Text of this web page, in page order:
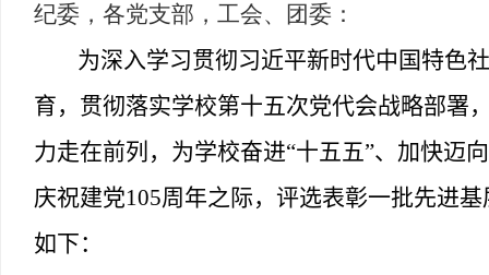
纪委，各党支部，工会、团委：
为深入学习贯彻习近平新时代中国特色
育，贯彻落实学校第十五次党代会战略部署
力走在前列，为学校奋进“十五五”、加快迈
庆祝建党105周年之际，评选表彰一批先进
如下：